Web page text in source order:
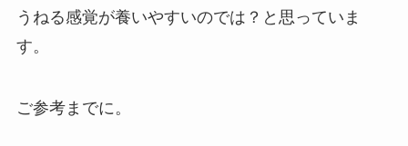
うねる感覚が養いやすいのでは？と思っていま
す。
ご参考までに。